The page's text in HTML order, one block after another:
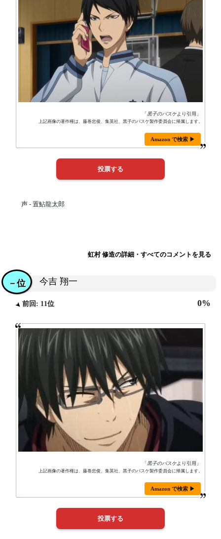
「黒子のバスケより引用」
上記画像の著作権は、藤巻忠俊、集英社、黒子のバスケ製作委員会に帰属します。
Amazon で検索 ▶
声 - 置鮎龍太郎
虹村 修造の詳細・すべてのコメントを見る
今吉 翔一
－位
前回: 11位 0%
「黒子のバスケより引用」
上記画像の著作権は、藤巻忠俊、集英社、黒子のバスケ製作委員会に帰属します。
Amazon で検索 ▶